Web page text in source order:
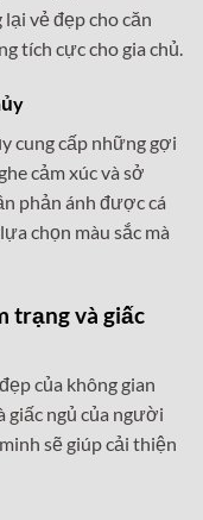
vẻ đẹp cho căn
tích cực cho gia chủ.
cung cấp những gợi
cảm xúc và sở
phản ánh được cá
chọn màu sắc mà
trạng và giấc
của không gian
giấc ngủ của người
sẽ giúp cải thiện